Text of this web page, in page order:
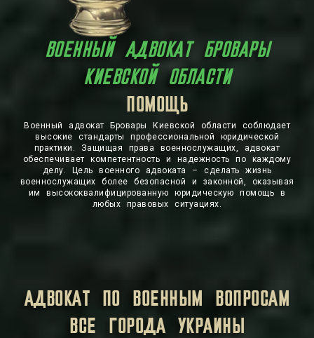
СПРАВЕДЛИВОСТЬ
ПОМОЩЬ
Военный адвокат Бровары Киевской области соблюдает
высокие стандарты профессиональной юридической
практики. Защищая права военнослужащих, адвокат
обеспечивает компетентность и надежность по каждому
делу. Цель военного адвоката – сделать жизнь
военнослужащих более безопасной и законной, оказывая
им высококвалифицированную юридическую помощь в
любых правовых ситуациях.
АДВОКАТ ПО ВОЕННЫМ ВОПРОСАМ
ВСЕ ГОРОДА УКРАИНЫ